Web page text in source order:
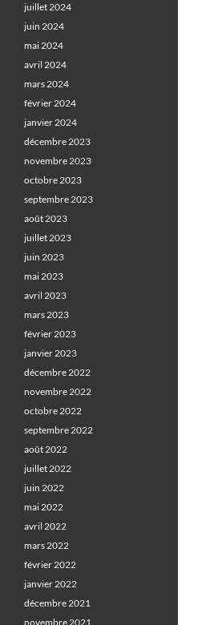
juillet 2024
juin 2024
mai 2024
avril 2024
mars 2024
février 2024
janvier 2024
décembre 2023
novembre 2023
octobre 2023
septembre 2023
août 2023
juillet 2023
juin 2023
mai 2023
avril 2023
mars 2023
février 2023
janvier 2023
décembre 2022
novembre 2022
octobre 2022
septembre 2022
août 2022
juillet 2022
juin 2022
mai 2022
avril 2022
mars 2022
février 2022
janvier 2022
décembre 2021
novembre 2021